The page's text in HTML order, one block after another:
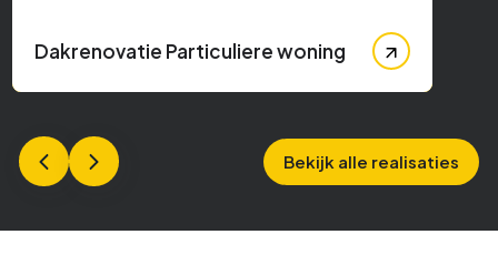
Dakrenovatie Particuliere woning
Bekijk alle realisaties